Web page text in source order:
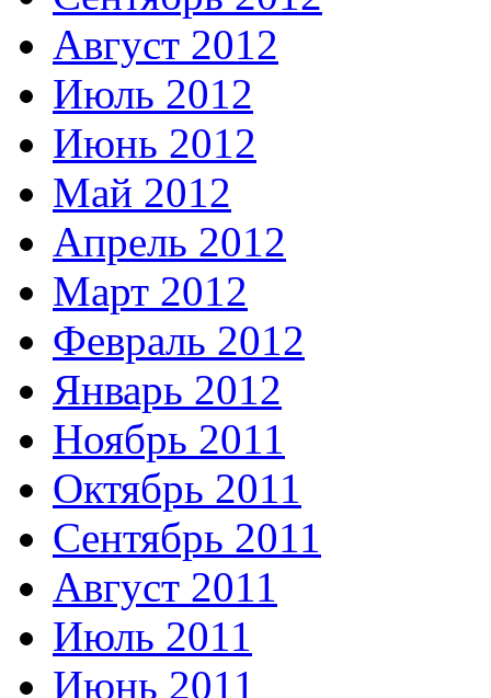
Август 2012
Июль 2012
Июнь 2012
Май 2012
Апрель 2012
Март 2012
Февраль 2012
Январь 2012
Ноябрь 2011
Октябрь 2011
Сентябрь 2011
Август 2011
Июль 2011
Июнь 2011